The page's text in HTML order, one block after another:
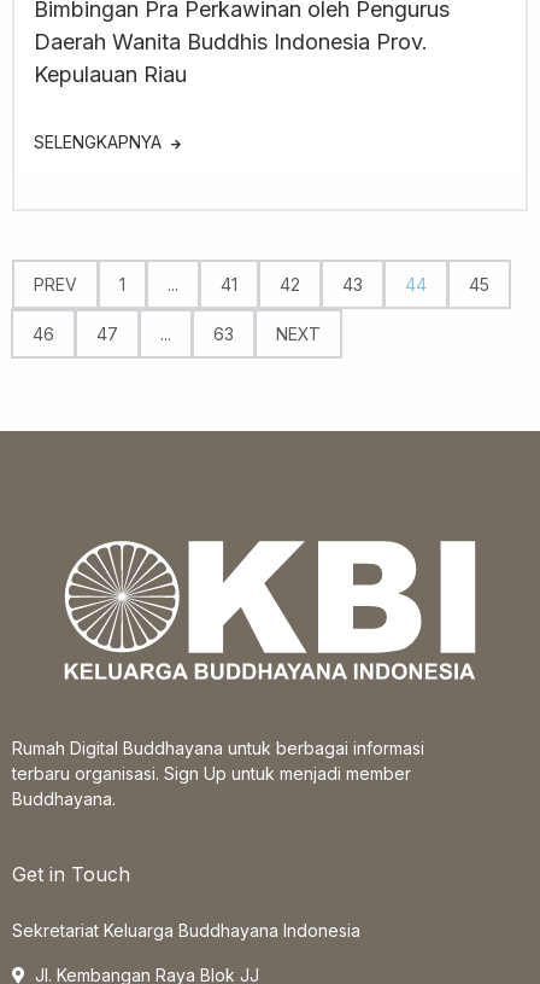
Bimbingan Pra Perkawinan oleh Pengurus
Daerah Wanita Buddhis Indonesia Prov.
Kepulauan Riau
SELENGKAPNYA
PREV 1 ... 41 42 43 44 45
46 47 ... 63 NEXT
Rumah Digital Buddhayana untuk berbagai informasi
terbaru organisasi. Sign Up untuk menjadi member
Buddhayana.
Get in Touch
Sekretariat Keluarga Buddhayana Indonesia
Jl. Kembangan Raya Blok JJ